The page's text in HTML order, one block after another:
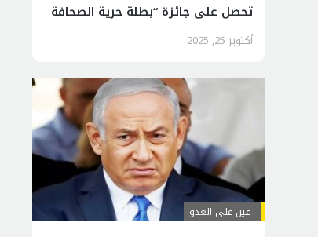
تحصل على جائزة “بطلة حرية الصحافة
العالمية”
أكتوبر 25, 2025
عين على العدو